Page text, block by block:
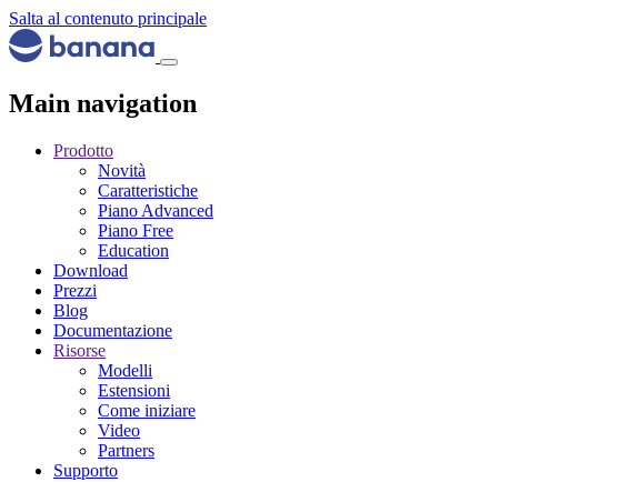
Salta al contenuto principale
Main navigation
Prodotto
Novità
Caratteristiche
Piano Advanced
Piano Free
Education
Download
Prezzi
Blog
Documentazione
Risorse
Modelli
Estensioni
Come iniziare
Video
Partners
Supporto